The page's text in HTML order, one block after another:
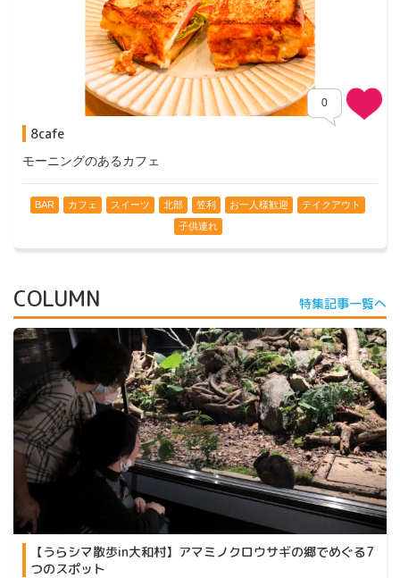
0
8cafe
モーニングのあるカフェ
BAR カフェ スイーツ 北部 笠利 お一人様歓迎
テイクアウト
子供連れ
COLUMN 特集記事一覧へ
【うらシマ散歩in大和村】アマミノクロウサギの郷でめぐる7
つのスポット